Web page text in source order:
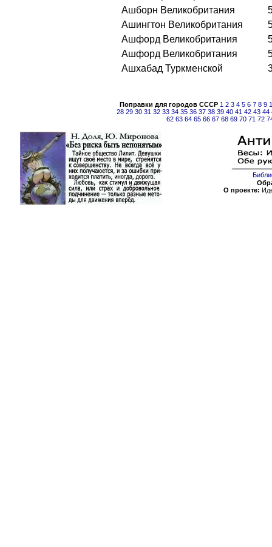
Ашборн Великобритания
Ашингтон Великобритания
Ашфорд Великобритания
Ашфорд Великобритания
Ашхабад Туркменской
Поправки для городов СССР 1 2 3 4 5 6 7 8 9
28 29 30 31 32 33 34 35 36 37 38 39 40 41 42 43 44
62 63 64 65 66 67 68 69 70 71 72
О проекте: